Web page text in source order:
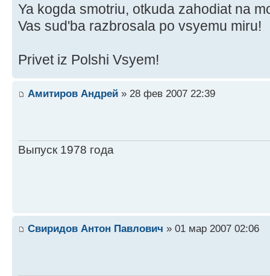
Ya kogda smotriu, otkuda zahodiat na
Vas sud'ba razbrosala po vsyemu miru!
Privet iz Polshi Vsyem!
Амитиров Андрей » 28 фев 2007 22:39
Выпуск 1978 года
Свиридов Антон Павлович » 01 мар 2007 02:06